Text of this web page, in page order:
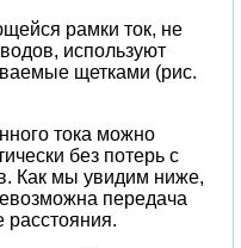
рамки ток, не
используют
щетками (рис.
тока можно
без потерь с
Как мы увидим ниже,
передача
расстояния.